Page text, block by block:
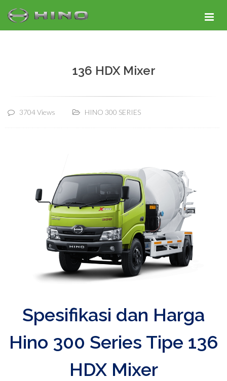
136 HDX Mixer
3704 Views HINO 300 SERIES
Spesifikasi dan Harga
Hino 300 Series Tipe 136
HDX Mixer